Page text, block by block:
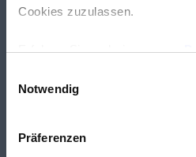
Cookies zuzulassen.
Erfahren Sie mehr in unseren
Notwendig
Präferenzen